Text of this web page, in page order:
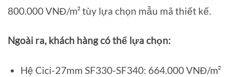
800.000 VNĐ/m² tùy lựa chọn mẫu mã thiết kế.
Ngoài ra, khách hàng có thể lựa chọn:
Hệ Cici-27mm SF330-SF340: 664.000 VNĐ/m²